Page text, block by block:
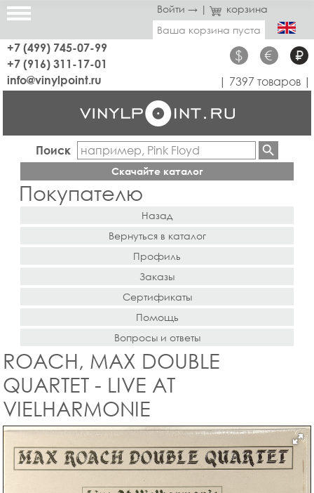
Войти → |
корзина
Ваша корзина пуста
+7 (499) 745-07-99
+7 (916) 311-17-01
$ € ₽
info@vinylpoint.ru | 7397 товаров |
Поиск
Скачайте каталог
Покупателю
Назад
Вернуться в каталог
Профиль
Заказы
Сертификаты
Помощь
Вопросы и ответы
ROACH, MAX DOUBLE
QUARTET - LIVE AT
VIELHARMONIE